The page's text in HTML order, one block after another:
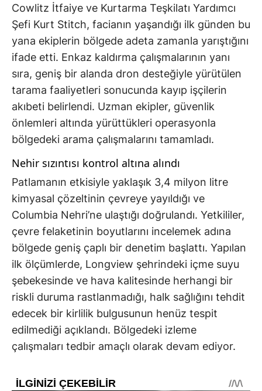
Cowlitz İtfaiye ve Kurtarma Teşkilatı Yardımcı
Şefi Kurt Stitch, facianın yaşandığı ilk günden bu
yana ekiplerin bölgede adeta zamanla yarıştığını
ifade etti. Enkaz kaldırma çalışmalarının yanı
sıra, geniş bir alanda dron desteğiyle yürütülen
tarama faaliyetleri sonucunda kayıp işçilerin
akıbeti belirlendi. Uzman ekipler, güvenlik
önlemleri altında yürüttükleri operasyonla
bölgedeki arama çalışmalarını tamamladı.
Nehir sızıntısı kontrol altına alındı
Patlamanın etkisiyle yaklaşık 3,4 milyon litre
kimyasal çözeltinin çevreye yayıldığı ve
Columbia Nehri’ne ulaştığı doğrulandı. Yetkililer,
çevre felaketinin boyutlarını incelemek adına
bölgede geniş çaplı bir denetim başlattı. Yapılan
ilk ölçümlerde, Longview şehrindeki içme suyu
şebekesinde ve hava kalitesinde herhangi bir
riskli duruma rastlanmadığı, halk sağlığını tehdit
edecek bir kirlilik bulgusunun henüz tespit
edilmediği açıklandı. Bölgedeki izleme
çalışmaları tedbir amaçlı olarak devam ediyor.